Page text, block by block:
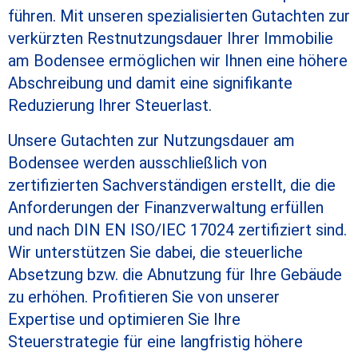
führen. Mit unseren spezialisierten Gutachten zur
verkürzten Restnutzungsdauer Ihrer Immobilie
am Bodensee ermöglichen wir Ihnen eine höhere
Abschreibung und damit eine signifikante
Reduzierung Ihrer Steuerlast.
Unsere Gutachten zur Nutzungsdauer am
Bodensee werden ausschließlich von
zertifizierten Sachverständigen erstellt, die die
Anforderungen der Finanzverwaltung erfüllen
und nach DIN EN ISO/IEC 17024 zertifiziert sind.
Wir unterstützen Sie dabei, die steuerliche
Absetzung bzw. die Abnutzung für Ihre Gebäude
zu erhöhen. Profitieren Sie von unserer
Expertise und optimieren Sie Ihre
Steuerstrategie für eine langfristig höhere